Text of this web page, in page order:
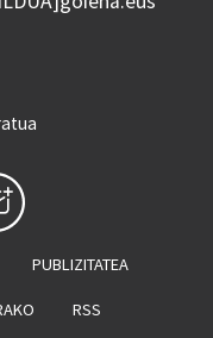
PUBLIZITATEA
RSS